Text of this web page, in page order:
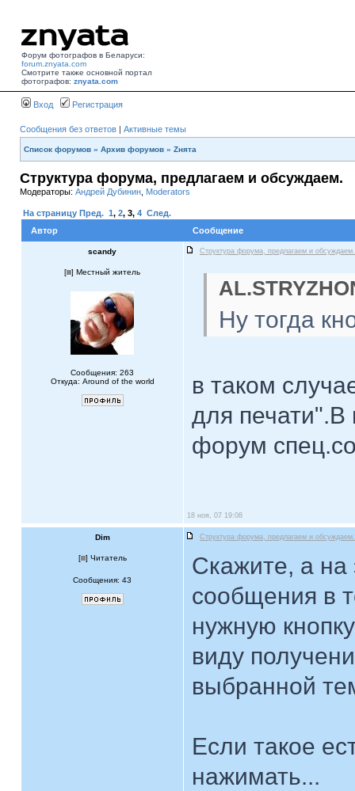
Форум фотографов в Беларуси:
forum.znyata.com
Смотрите также основной портал
фотографов: znyata.com
Вход Регистрация
Сообщения без ответов | Активные темы
Список форумов » Архив форумов » Zнята
Структура форума, предлагаем и обсуждаем.
Модераторы: Андрей Дубинин Moderators
На страницу Пред. 1, 2, 3, 4 След.
Автор
Сообщение
scandy Структура форума, предлагаем и обсуждаем.
[ ] Местный житель
Сообщения: 263
Откуда: Around of the world
Ну тогда
в таком
для печати".В
форум
18 ноя, 07 19:08
Dim Структура форума, предлагаем и обсуждаем.
[ ] Читатель
Сообщения: 43
Скажите, а
сообщения в
нужную
виду
выбранной
Если такое
нажимать...